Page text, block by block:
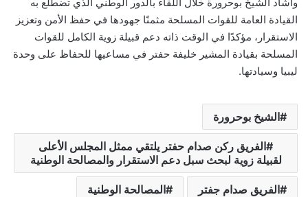
القيادة العامة للقوات المسلحة مثمنًا جهودها في حفظ الأمن وتعزيز
الاستقرار، مؤكدًا في الوقت ذاته دعم قبيلة زوية الكامل للقوات
المسلحة بقيادة المشير خليفة حفتر في مساعيها للحفاظ على وحدة
ليبيا وسيادتها.
الشيخ بوحرورة
الفريق ركن صدام حفتر يلتقي ممثل المجلس الأعلى
لقبيلة زوية لبحث سبل دعم الاستقرار والمصالحة الوطنية
الفريق صدام جفتر المصالحة الوطنية